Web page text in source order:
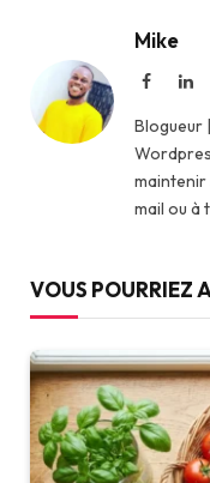
Mike
Facebook
Blogueur
mail ou à
VOUS POURRIEZ